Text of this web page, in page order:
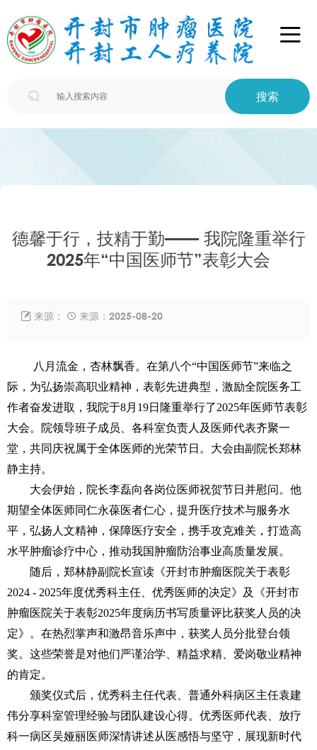

 搜索
德馨于行，技精于勤—— 我院隆重举行
2025年“中国医师节”表彰大会
 来源：  来源：2025-08-20
八月流金，杏林飘香。在第八个“中国医师节”来临之
际，为弘扬崇高职业精神，表彰先进典型，激励全院医务工
作者奋发进取，我院于8月19日隆重举行了2025年医师节表彰
大会。院领导班子成员、各科室负责人及医师代表齐聚一
堂，共同庆祝属于全体医师的光荣节日。大会由副院长郑林
静主持。
大会伊始，院长李磊向各岗位医师祝贺节日并慰问。他
期望全体医师同仁永葆医者仁心，提升医疗技术与服务水
平，弘扬人文精神，保障医疗安全，携手攻克难关，打造高
水平肿瘤诊疗中心，推动我国肿瘤防治事业高质量发展。
随后，郑林静副院长宣读《开封市肿瘤医院关于表彰
2024 - 2025年度优秀科主任、优秀医师的决定》及《开封市
肿瘤医院关于表彰2025年度病历书写质量评比获奖人员的决
定》。在热烈掌声和激昂音乐声中，获奖人员分批登台领
奖。这些荣誉是对他们严谨治学、精益求精、爱岗敬业精神
的肯定。
颁奖仪式后，优秀科主任代表、普通外科病区主任袁建
伟分享科室管理经验与团队建设心得。优秀医师代表、放疗
科一病区吴娅丽医师深情讲述从医感悟与坚守，展现新时代